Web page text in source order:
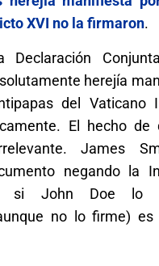
XVI no la firmaron.
Declaración
herejía
del Vaticano
El hecho
James
negando la
si John Doe lo
no lo firme) es